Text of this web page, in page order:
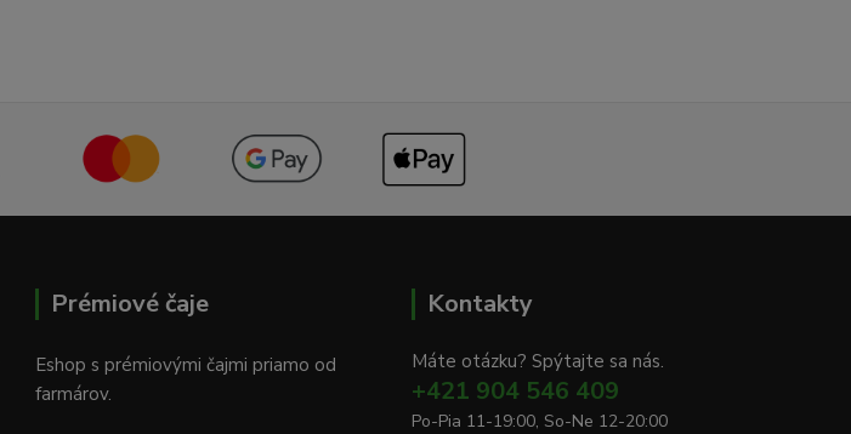
Prémiové čaje
Eshop s prémiovými čajmi priamo od
farmárov.
Kontakty
Máte otázku? Spýtajte sa nás.
+421 904 546 409
Po-Pia 11-19:00, So-Ne 12-20:00